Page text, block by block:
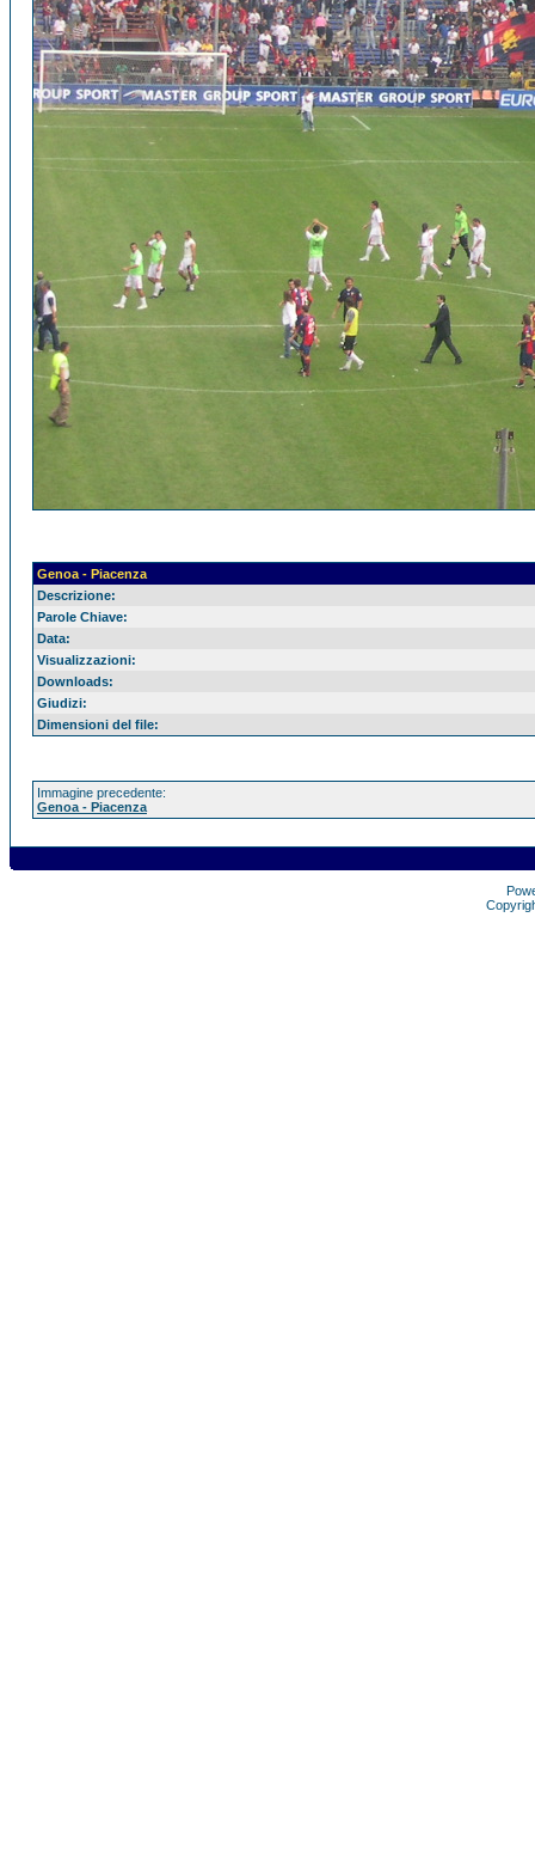
Genoa - Piacenza
Descrizione:
Parole Chiave:
Data:
Visualizzazioni:
Downloads:
Giudizi:
Dimensioni del file:
Immagine precedente:
Genoa - Piacenza